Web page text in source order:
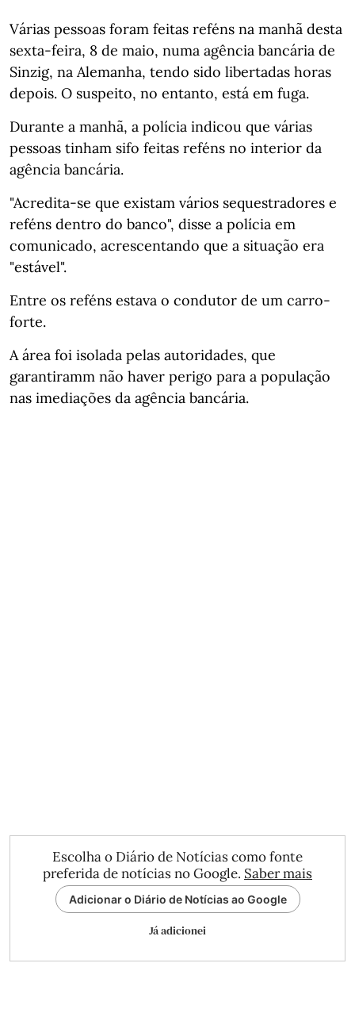
Várias pessoas foram feitas reféns na manhã desta
sexta-feira, 8 de maio, numa agência bancária de
Sinzig, na Alemanha, tendo sido libertadas horas
depois. O suspeito, no entanto, está em fuga.
Durante a manhã, a polícia indicou que várias
pessoas tinham sifo feitas reféns no interior da
agência bancária.
"Acredita-se que existam vários sequestradores e
reféns dentro do banco", disse a polícia em
comunicado, acrescentando que a situação era
"estável".
Entre os reféns estava o condutor de um carro-
forte.
A área foi isolada pelas autoridades, que
garantiramm não haver perigo para a população
nas imediações da agência bancária.
Escolha o Diário de Notícias como fonte
preferida de notícias no Google. Saber mais
Adicionar o Diário de Notícias ao Google
Já adicionei